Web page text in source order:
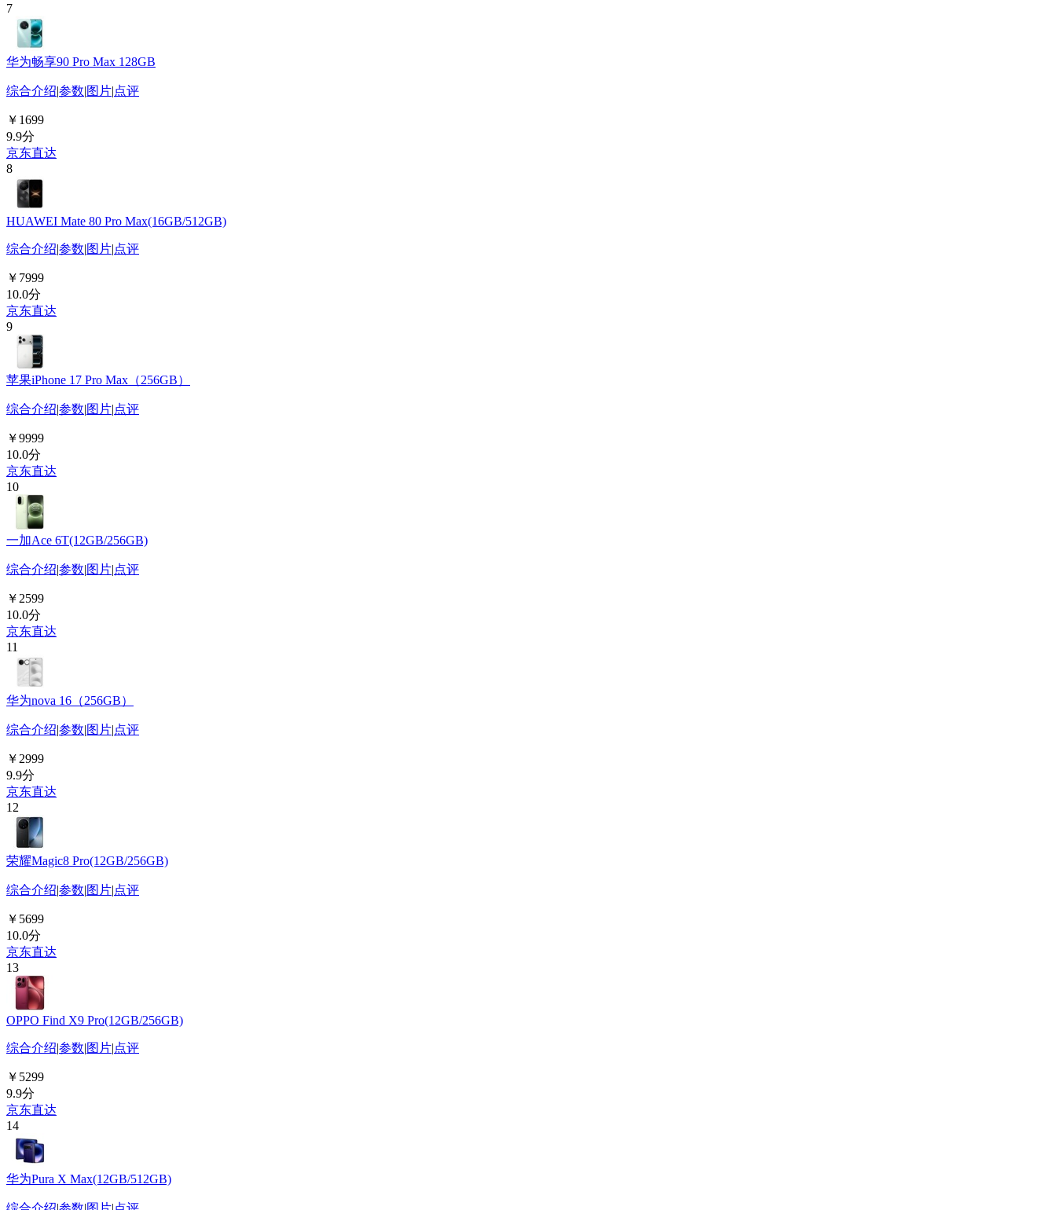
7
华为畅享90 Pro Max 128GB
综合介绍|参数|图片|点评
￥1699
9.9分
京东直达
8
HUAWEI Mate 80 Pro Max(16GB/512GB)
综合介绍|参数|图片|点评
￥7999
10.0分
京东直达
9
苹果iPhone 17 Pro Max（256GB）
综合介绍|参数|图片|点评
￥9999
10.0分
京东直达
10
一加Ace 6T(12GB/256GB)
综合介绍|参数|图片|点评
￥2599
10.0分
京东直达
11
华为nova 16（256GB）
综合介绍|参数|图片|点评
￥2999
9.9分
京东直达
12
荣耀Magic8 Pro(12GB/256GB)
综合介绍|参数|图片|点评
￥5699
10.0分
京东直达
13
OPPO Find X9 Pro(12GB/256GB)
综合介绍|参数|图片|点评
￥5299
9.9分
京东直达
14
华为Pura X Max(12GB/512GB)